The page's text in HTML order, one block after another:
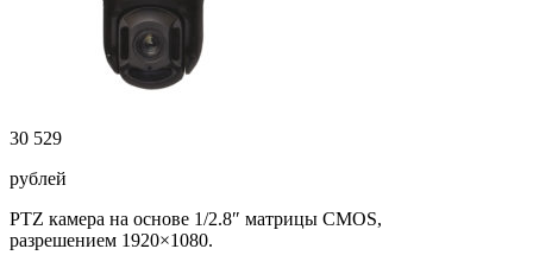
30 529
рублей
PTZ камера на основе 1/2.8″ матрицы CMOS,
разрешением 1920×1080.